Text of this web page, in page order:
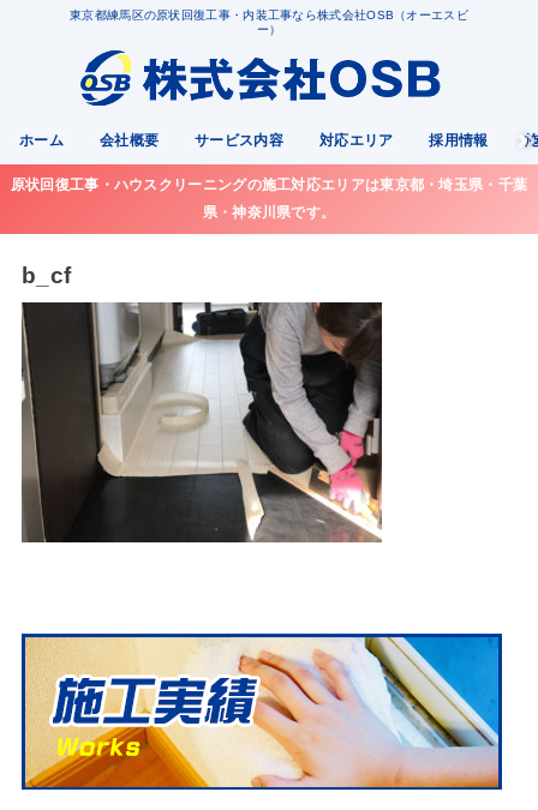
東京都練馬区の原状回復工事・内装工事なら株式会社OSB（オーエスビ
ー）
ホーム 会社概要 サービス内容 対応エリア 採用情報
原状回復工事・ハウスクリーニングの施工対応エリアは東京都・埼玉県・千葉
県・神奈川県です。
b_cf